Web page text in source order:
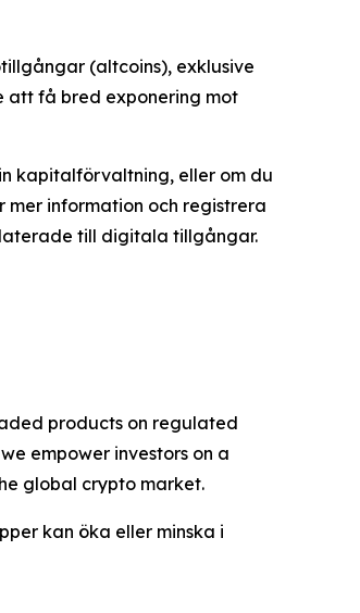
(altcoins), exklusive
att få bred exponering mot
kapitalförvaltning, eller om du
mer information och registrera
till digitala tillgångar.
products on regulated
empower investors on a
global crypto market.
kan öka eller minska i